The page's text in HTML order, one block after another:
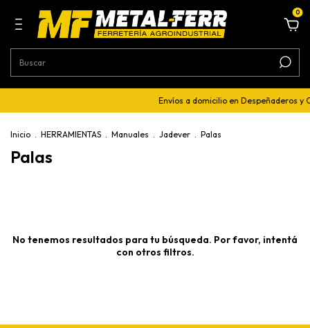
0
Envíos a domicilio en Despeñaderos y
Inicio . HERRAMIENTAS . Manuales . Jadever . Palas
Palas
No tenemos resultados para tu búsqueda. Por favor, intentá
con otros filtros.